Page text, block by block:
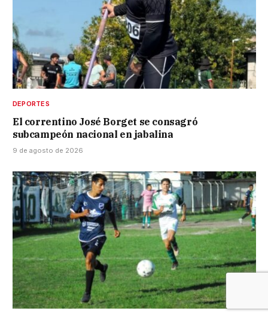
DEPORTES
El correntino José Borget se consagró
subcampeón nacional en jabalina
9 de agosto de 2026